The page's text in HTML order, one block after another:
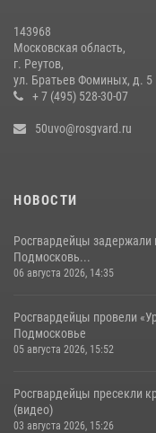
16 июля 2026, 09:30
143968
Московская область,
г. Реутов,
ул. Братьев Фоминых, д. 5
+ 7 (495) 528-30-07
50uvo@rosgvard.ru
НОВОСТИ
Росгвардейцы задержали
Подмосковь...
06 августа 2026, 14:35
Росгвардейцы провели
Подмосковье
05 августа 2026, 15:52
Росгвардейцы пресекли
(видео)
03 августа 2026, 15:26